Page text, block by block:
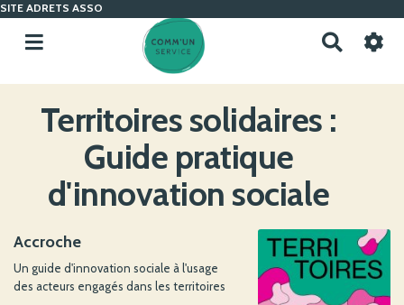
SITE ADRETS ASSO
c
Territoires solidaires :
Guide pratique
d'innovation sociale
Accroche
Un guide d'innovation sociale à l'usage
des acteurs engagés dans les territoires